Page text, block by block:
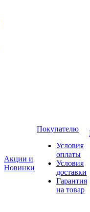
Акции и
Новинки
Покупателю
Условия
оплаты
Условия
доставки
Гарантия
на товар